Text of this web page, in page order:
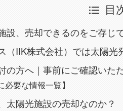
目
設、売却できるのをご存じ
（IIK株式会社）では太陽
の方へ｜事前にご確認いた
必要な情報一覧】
太陽光施設の売却なのか？